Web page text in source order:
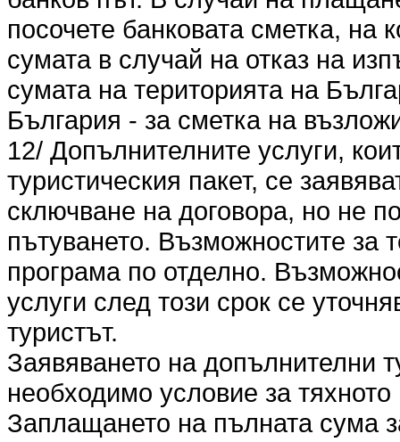
посочете банковата сметка, на
сумата в случай на отказ на
сумата на територията на
България - за сметка на
12/ Допълнителните услуги,
туристическия пакет, се
сключване на договора, но не
пътуването. Възможностите за
програма по отделно.
услуги след този срок се
туристът.
Заявяването на допълнителни
необходимо условие за
Заплащането на пълната сума